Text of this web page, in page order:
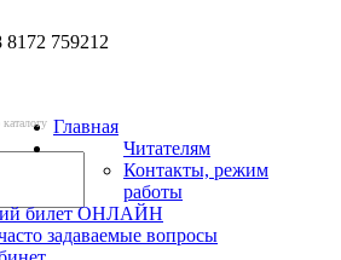
8172 759212
Главная
Читателям
Контакты, режим
работы
билет ОНЛАЙН
задаваемые вопросы